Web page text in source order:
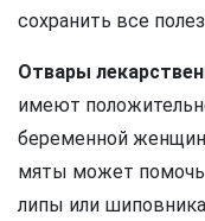
сохранить все
Отвары
имеют
беременной
мяты может помочь
липы или